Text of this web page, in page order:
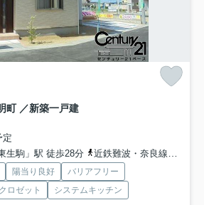
町 ／新築一戸建
定
生駒」駅 徒歩28分
近鉄難波・奈良線「生駒」駅 徒歩32分
陽当り良好
バリアフリー
ロゼット
システムキッチン